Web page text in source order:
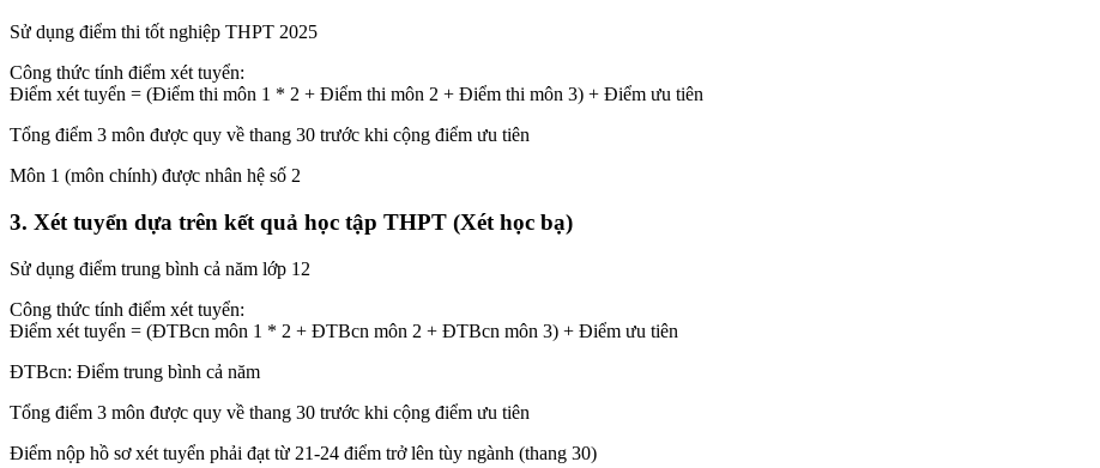
Sử dụng điểm thi tốt nghiệp THPT 2025
Công thức tính điểm xét tuyển:
Điểm xét tuyển = (Điểm thi môn 1 * 2 + Điểm thi môn 2 + Điểm thi môn 3) + Điểm ưu tiên
Tổng điểm 3 môn được quy về thang 30 trước khi cộng điểm ưu tiên
Môn 1 (môn chính) được nhân hệ số 2
3. Xét tuyển dựa trên kết quả học tập THPT (Xét học bạ)
Sử dụng điểm trung bình cả năm lớp 12
Công thức tính điểm xét tuyển:
Điểm xét tuyển = (ĐTBcn môn 1 * 2 + ĐTBcn môn 2 + ĐTBcn môn 3) + Điểm ưu tiên
ĐTBcn: Điểm trung bình cả năm
Tổng điểm 3 môn được quy về thang 30 trước khi cộng điểm ưu tiên
Điểm nộp hồ sơ xét tuyển phải đạt từ 21-24 điểm trở lên tùy ngành (thang 30)